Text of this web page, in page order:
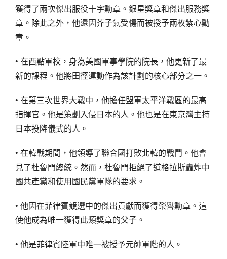
獲得了兩次傑出服役十字勳章。銀星獎章和傑出服務獎
章。除此之外，他還因芥子氣受傷而被授予兩枚紫心勳
章。
• 在西點軍校，身為美國軍事學院的院長，他更新了最
新的課程。他將田徑運動作為該計劃的核心部分之一。
• 在第三次世界大戰中，他擔任盟軍太平洋戰區的最高
指揮官。他是策劃入侵日本的人。他也是在東京灣主持
日本投降儀式的人。
• 在韓戰期間，他領導了聯合國打敗北韓的戰鬥。他會
見了杜魯門總統。然而，杜魯門拒絕了道格拉斯轟炸中
國共產黨和使用國民黨軍隊的要求。
• 他因在菲律賓競選中的傑出貢獻而獲得榮譽勳章。這
使他成為唯一獲得此類獎章的父子。
• 他是菲律賓陸軍中唯一被授予元帥軍階的人。